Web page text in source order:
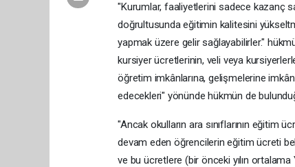
"Kurumlar, faaliyetlerini sadece kazanç
doğrultusunda eğitimin kalitesini
yapmak üzere gelir sağlayabilirler."
kursiyer ücretlerinin, veli veya
öğretim imkânlarına, gelişmelerine
edecekleri" yönünde hükmün de
"Ancak okulların ara sınıflarının eğitim
devam eden öğrencilerin eğitim ücreti
ve bu ücretlere (bir önceki yılın